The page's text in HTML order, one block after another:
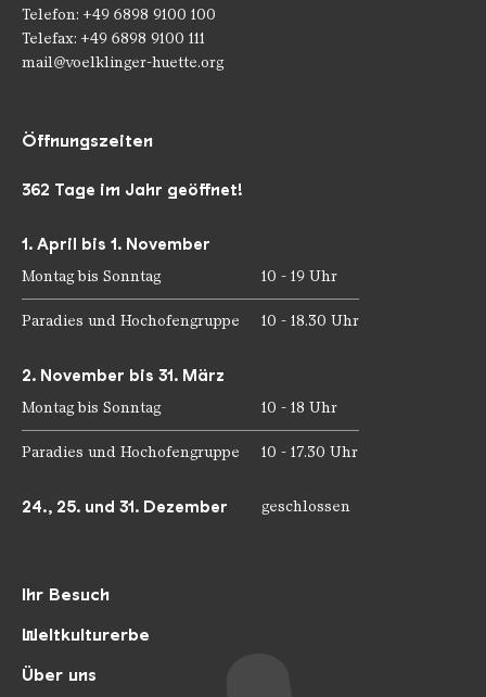
Telefon: +49 6898 9100 100
Telefax: +49 6898 9100 111
mail@voelklinger-huette.org
Ihr Besuch
Weltkulturerbe
Über uns
Öffnungszeiten
362 Tage im Jahr geöffnet!
1. April bis 1. November
Montag bis Sonntag 10 - 19 Uhr
Paradies und Hochofengruppe 10 - 18.30 Uhr
2. November bis 31. März
Montag bis Sonntag 10 - 18 Uhr
Paradies und Hochofengruppe 10 - 17.30 Uhr
24., 25. und 31. Dezember geschlossen